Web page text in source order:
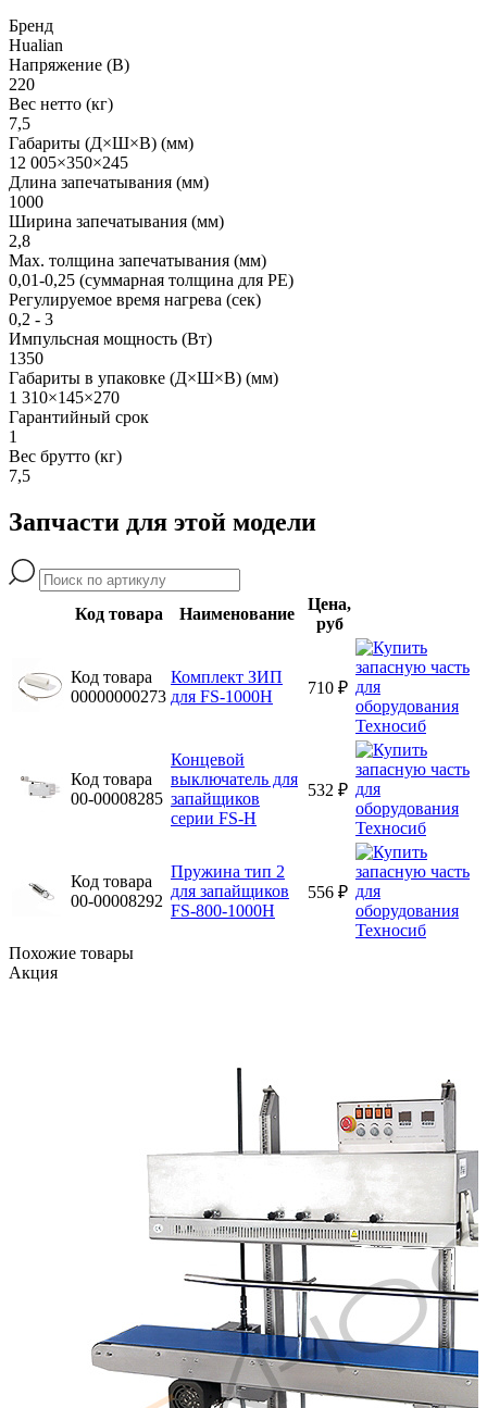
Бренд
Hualian
Напряжение (В)
220
Вес нетто (кг)
7,5
Габариты (Д×Ш×В) (мм)
12 005×350×245
Длина запечатывания (мм)
1000
Ширина запечатывания (мм)
2,8
Мax. толщина запечатывания (мм)
0,01-0,25 (суммарная толщина для РЕ)
Регулируемое время нагрева (сек)
0,2 - 3
Импульсная мощность (Вт)
1350
Габариты в упаковке (Д×Ш×В) (мм)
1 310×145×270
Гарантийный срок
1
Вес брутто (кг)
7,5
Запчасти для этой модели
Код товара Наименование
Цена,
руб
Код товара
00000000273
Комплект ЗИП
для FS-1000H
710 ₽
Код товара
00-00008285
Концевой
выключатель для
запайщиков
серии FS-H
532 ₽
Код товара
00-00008292
Пружина тип 2
для запайщиков
FS-800-1000H
556 ₽
Похожие товары
Акция